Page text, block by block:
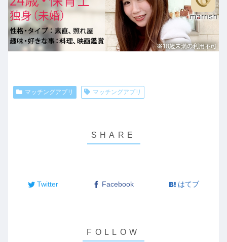
マッチングアプリ マッチングアプリ
Twitter Facebook はてブ